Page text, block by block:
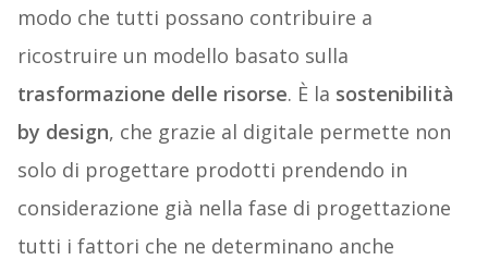
modo che tutti possano contribuire a
ricostruire un modello basato sulla
trasformazione delle risorse. È la sostenibilità
by design, che grazie al digitale permette non
solo di progettare prodotti prendendo in
considerazione già nella fase di progettazione
tutti i fattori che ne determinano anche